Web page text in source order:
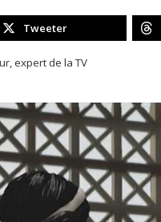
Tweeter
expert de la TV